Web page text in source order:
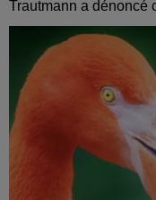
Trautmann a dénoncé